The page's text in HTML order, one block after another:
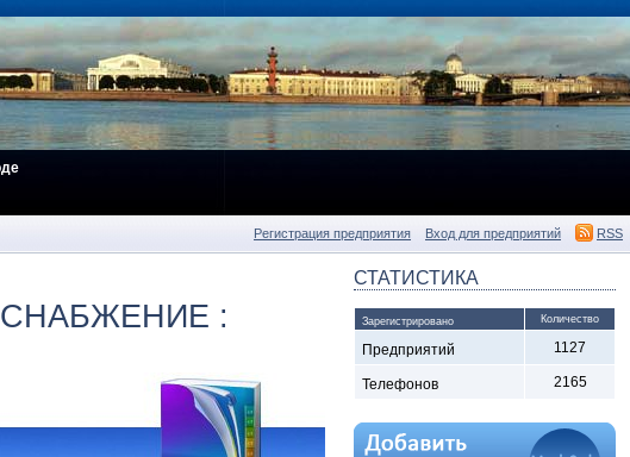
Регистрация предприятия Вход для предприятий RSS
:
СТАТИСТИКА
Зарегистрировано Количество
Предприятий 1127
Телефонов 2165